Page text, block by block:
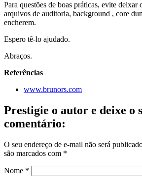
Para questões de boas práticas, evite deixar
arquivos de auditoria, background , core
encherem.
Espero tê-lo ajudado.
Abraços.
Referências
www.brunors.com
Prestigie o autor e deixe o
comentário:
O seu endereço de e-mail não será
são marcados com *
Nome *